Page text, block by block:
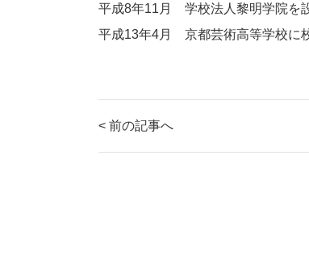
平成8年11月 学校法人黎明学院を
平成13年4月 京都芸術高等学校に
< 前の記事へ